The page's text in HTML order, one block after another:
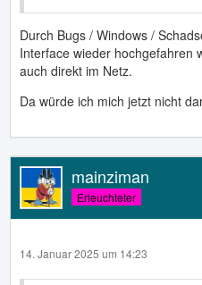
Durch Bugs / Windows /
Interface wieder hochgefahren
auch direkt im Netz.
Da würde ich mich jetzt nicht
mainziman
Erleuchteter
14. Januar 2025 um 14:23